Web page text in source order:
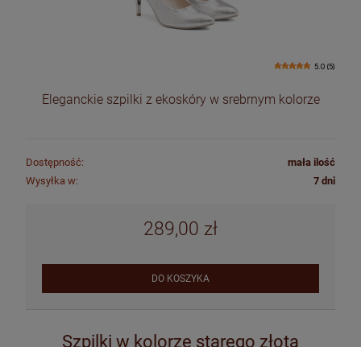
5.0 (5)
Eleganckie szpilki z ekoskóry w srebrnym kolorze
Dostępność:
mała ilość
Wysyłka w:
7 dni
289,00 zł
DO KOSZYKA
Szpilki w kolorze starego złota